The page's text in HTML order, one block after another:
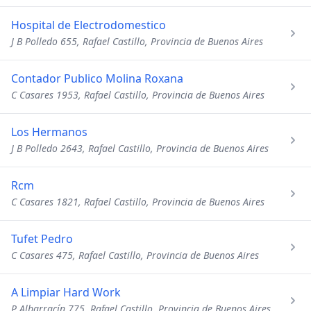
Hospital de Electrodomestico
J B Polledo 655, Rafael Castillo, Provincia de Buenos Aires
Contador Publico Molina Roxana
C Casares 1953, Rafael Castillo, Provincia de Buenos Aires
Los Hermanos
J B Polledo 2643, Rafael Castillo, Provincia de Buenos Aires
Rcm
C Casares 1821, Rafael Castillo, Provincia de Buenos Aires
Tufet Pedro
C Casares 475, Rafael Castillo, Provincia de Buenos Aires
A Limpiar Hard Work